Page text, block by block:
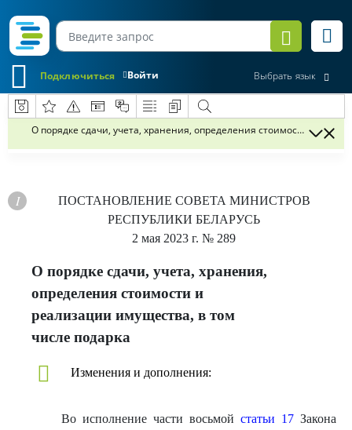
Войти
Подключиться Выбрать язык
О порядке сдачи, учета, хранения, определения стоимости и
ПОСТАНОВЛЕНИЕ СОВЕТА МИНИСТРОВ
РЕСПУБЛИКИ БЕЛАРУСЬ
2 мая 2023 г. № 289
О порядке сдачи, учета, хранения,
определения стоимости и
реализации имущества, в том
числе подарка
Изменения и дополнения:
Во исполнение части восьмой статьи 17Закона